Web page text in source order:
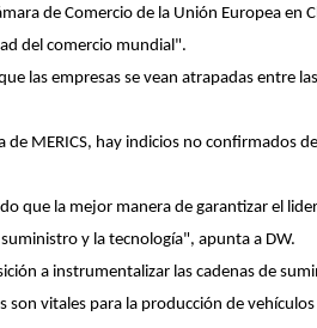
de Comercio de la Unión Europea
del comercio mundial".
las empresas se vean atrapadas entre
de MERICS, hay indicios no
que la mejor manera de garantizar el
y la tecnología", apunta a DW.
a instrumentalizar las cadenas de
son vitales para la producción de